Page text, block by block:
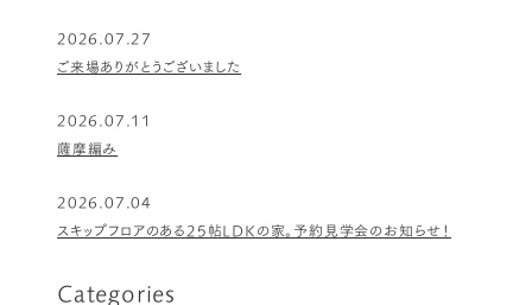
2026.07.27
ご来場ありがとうございました
2026.07.11
薩摩編み
2026.07.04
スキップフロアのある25帖LDKの家。予約見学会のお知らせ！
Categories